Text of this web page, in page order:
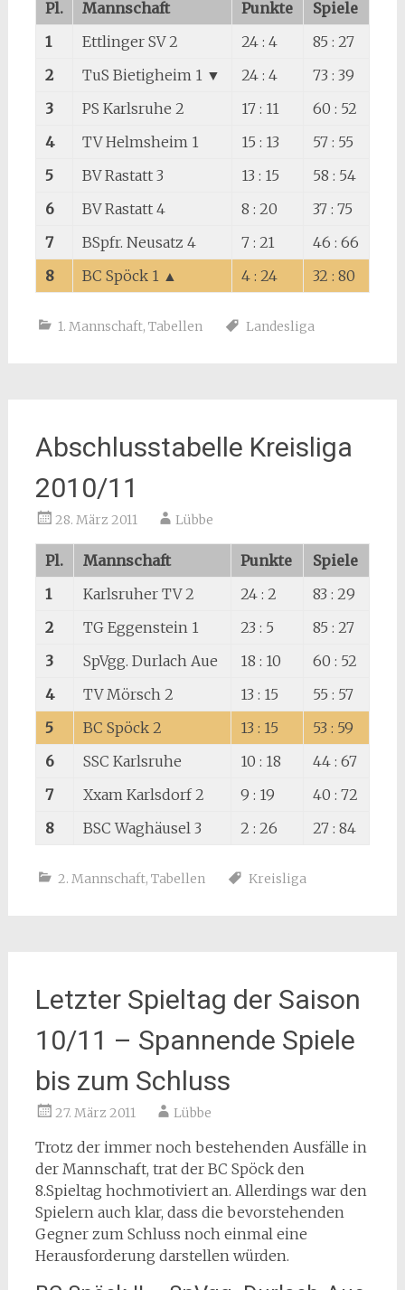
Pl. Mannschaft Punkte
Spiele
1
Ettlinger SV 2 24 : 4
85 : 27
2
TuS Bietigheim 1 ▼ 24 : 4
73 : 39
3
PS Karlsruhe 2 17 : 11
60 : 52
4
TV Helmsheim 1 15 : 13
57 : 55
5
BV Rastatt 3 13 : 15
58 : 54
6
BV Rastatt 4 8 : 20
37 : 75
7
BSpfr. Neusatz 4 7 : 21
46 : 66
8
BC Spöck 1 ▲ 4 : 24 32 : 80
1. Mannschaft, Tabellen Landesliga
Abschlusstabelle Kreisliga
2010/11
28. März 2011 Lübbe
Pl. Mannschaft Punkte
Spiele
1
Karlsruher TV 2 24 : 2
83 : 29
2
TG Eggenstein 1 23 : 5
85 : 27
3
SpVgg. Durlach Aue 18 : 10
60 : 52
4
TV Mörsch 2 13 : 15
55 : 57
5
BC Spöck 2 13 : 15
53 : 59
6
SSC Karlsruhe 10 : 18
44 : 67
7
Xxam Karlsdorf 2 9 : 19
40 : 72
8
BSC Waghäusel 3 2 : 26 27 : 84
2. Mannschaft, Tabellen Kreisliga
Letzter Spieltag der Saison
10/11 – Spannende Spiele
bis zum Schluss
27. März 2011 Lübbe
Trotz der immer noch bestehenden Ausfälle in
der Mannschaft, trat der BC Spöck den
8.Spieltag hochmotiviert an. Allerdings war den
Spielern auch klar, dass die bevorstehenden
Gegner zum Schluss noch einmal eine
Herausforderung darstellen würden.